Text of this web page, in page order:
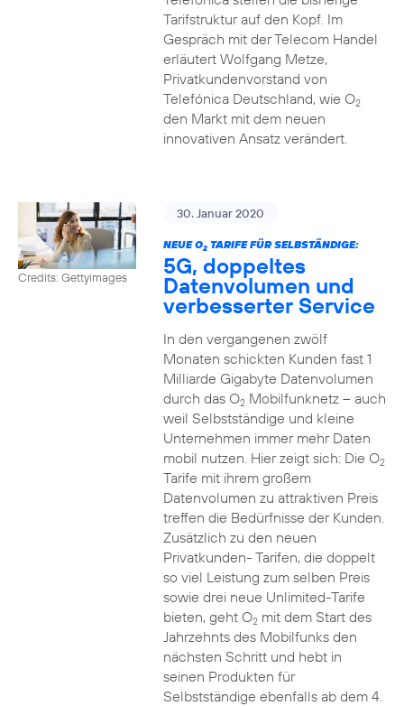
Tarifstruktur auf den Kopf. Im
Gespräch mit der Telecom Handel
erläutert Wolfgang Metze,
Privatkundenvorstand von
Telefónica Deutschland, wie O2
den Markt mit dem neuen
innovativen Ansatz verändert.
Credits: Gettyimages
30. Januar 2020
NEUE O2TARIFE FÜR SELBSTÄNDIGE:
5G, doppeltes
Datenvolumen und
verbesserter Service
In den vergangenen zwölf
Monaten schickten Kunden fast 1
Milliarde Gigabyte Datenvolumen
durch das O2Mobilfunknetz – auch
weil Selbstständige und kleine
Unternehmen immer mehr Daten
mobil nutzen. Hier zeigt sich: Die O2
Tarife mit ihrem großem
Datenvolumen zu attraktiven Preis
treffen die Bedürfnisse der Kunden.
Zusätzlich zu den neuen
Privatkunden- Tarifen, die doppelt
so viel Leistung zum selben Preis
sowie drei neue Unlimited-Tarife
bieten, geht O2mit dem Start des
Jahrzehnts des Mobilfunks den
nächsten Schritt und hebt in
seinen Produkten für
Selbstständige ebenfalls ab dem 4.